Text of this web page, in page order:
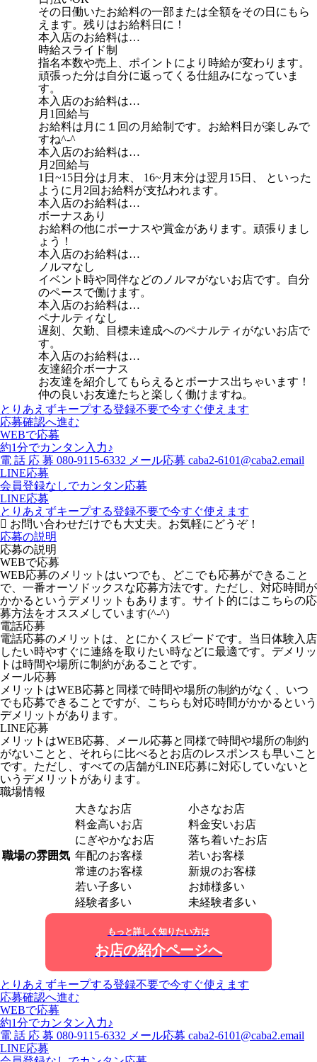
その日働いたお給料の一部または全額をその日にもら
えます。残りはお給料日に！
本入店のお給料は…
時給スライド制
指名本数や売上、ポイントにより時給が変わります。
頑張った分は自分に返ってくる仕組みになっていま
す。
本入店のお給料は…
月1回給与
お給料は月に１回の月給制です。お給料日が楽しみで
すね^-^
本入店のお給料は…
月2回給与
1日~15日分は月末、 16~月末分は翌月15日、 といった
ように月2回お給料が支払われます。
本入店のお給料は…
ボーナスあり
お給料の他にボーナスや賞金があります。頑張りまし
ょう！
本入店のお給料は…
ノルマなし
イベント時や同伴などのノルマがないお店です。自分
のペースで働けます。
本入店のお給料は…
ペナルティなし
遅刻、欠勤、目標未達成へのペナルティがないお店で
す。
本入店のお給料は…
友達紹介ボーナス
お友達を紹介してもらえるとボーナス出ちゃいます！
仲の良いお友達たちと楽しく働けますね。
とりあえずキープする登録不要で今すぐ使えます
応募確認へ進む
WEBで応募
約1分でカンタン入力♪
電 話 応 募 080-9115-6332 メール応募 caba2-6101@caba2.email
LINE応募
会員登録なしでカンタン応募
LINE応募
とりあえずキープする登録不要で今すぐ使えます
お問い合わせだけでも大丈夫。お気軽にどうぞ！
応募の説明
応募の説明
WEBで応募
WEB応募のメリットはいつでも、どこでも応募ができること
で、一番オーソドックスな応募方法です。ただし、対応時間が
かかるというデメリットもあります。サイト的にはこちらの応
募方法をオススメしています(^-^)
電話応募
電話応募のメリットは、とにかくスピードです。当日体験入店
したい時やすぐに連絡を取りたい時などに最適です。デメリッ
トは時間や場所に制約があることです。
メール応募
メリットはWEB応募と同様で時間や場所の制約がなく、いつ
でも応募できることですが、こちらも対応時間がかかるという
デメリットがあります。
LINE応募
メリットはWEB応募、メール応募と同様で時間や場所の制約
がないことと、それらに比べるとお店のレスポンスも早いこと
です。ただし、すべての店舗がLINE応募に対応していないと
いうデメリットがあります。
職場情報
職場の雰囲気
大きなお店
小さなお店
料金高いお店
料金安いお店
にぎやかなお店
落ち着いたお店
年配のお客様
若いお客様
常連のお客様
新規のお客様
若い子多い
お姉様多い
経験者多い
未経験者多い
もっと詳しく知りたい方は
お店の紹介ページへ
とりあえずキープする登録不要で今すぐ使えます
応募確認へ進む
WEBで応募
約1分でカンタン入力♪
電 話 応 募 080-9115-6332 メール応募 caba2-6101@caba2.email
LINE応募